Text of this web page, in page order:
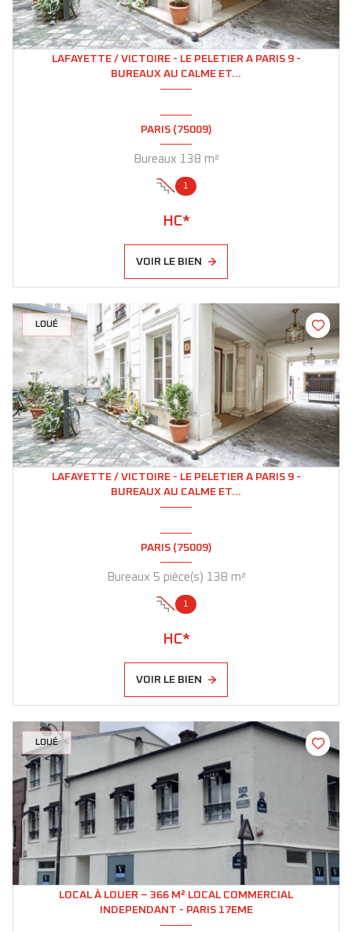
LAFAYETTE / VICTOIRE - LE PELETIER A PARIS 9 -
BUREAUX AU CALME ET...
PARIS (75009)
Bureaux 138 m²
1
HC*
VOIR LE BIEN
LOUÉ
LAFAYETTE / VICTOIRE - LE PELETIER A PARIS 9 -
BUREAUX AU CALME ET...
PARIS (75009)
Bureaux 5 pièce(s) 138 m²
1
HC*
VOIR LE BIEN
LOUÉ
LOCAL À LOUER – 366 M² LOCAL COMMERCIAL
INDEPENDANT - PARIS 17EME